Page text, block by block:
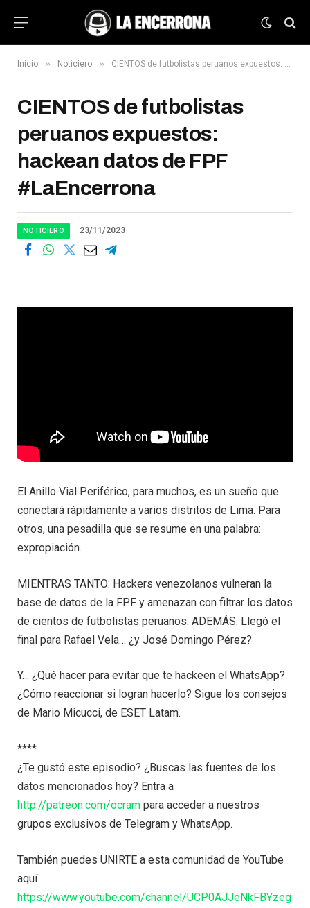
Inicio » Noticiero » CIENTOS de futbolistas peruanos expuestos: hackean datos de FPF #LaEncerrona
CIENTOS de futbolistas
peruanos expuestos:
hackean datos de FPF
#LaEncerrona
NOTICIERO 23/11/2023
El Anillo Vial Periférico, para muchos, es un sueño que
conectará rápidamente a varios distritos de Lima. Para
otros, una pesadilla que se resume en una palabra:
expropiación.
MIENTRAS TANTO: Hackers venezolanos vulneran la
base de datos de la FPF y amenazan con filtrar los datos
de cientos de futbolistas peruanos. ADEMÁS: Llegó el
final para Rafael Vela… ¿y José Domingo Pérez?
Y… ¿Qué hacer para evitar que te hackeen el WhatsApp?
¿Cómo reaccionar si logran hacerlo? Sigue los consejos
de Mario Micucci, de ESET Latam.
****
¿Te gustó este episodio? ¿Buscas las fuentes de los
datos mencionados hoy? Entra a
http://patreon.com/ocram para acceder a nuestros
grupos exclusivos de Telegram y WhatsApp.
También puedes UNIRTE a esta comunidad de YouTube
aquí
https://www.youtube.com/channel/UCP0AJJeNkFBYzeg